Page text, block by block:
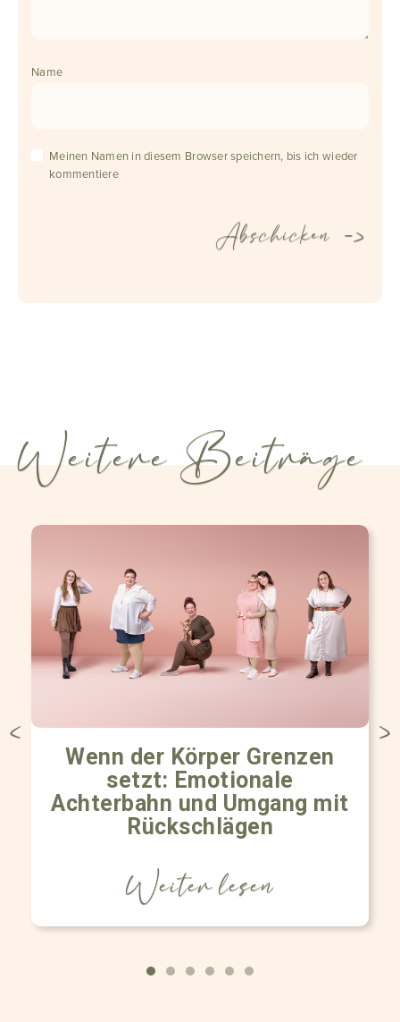
Name
Meinen Namen in diesem Browser speichern, bis ich wieder
kommentiere
Weitere Beiträge
Wenn der Körper Grenzen
setzt: Emotionale
Achterbahn und Umgang mit
Rückschlägen
Weiter lesen